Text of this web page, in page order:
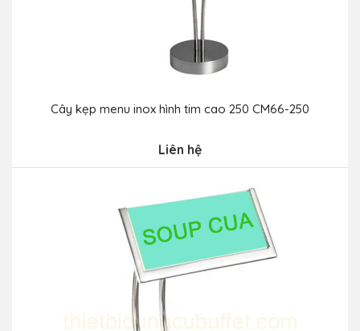
Cây kẹp menu inox hình tim cao 250 CM66-250
Liên hệ